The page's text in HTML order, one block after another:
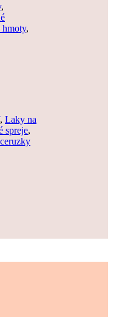
,
hmoty,
, Laky na
spreje,